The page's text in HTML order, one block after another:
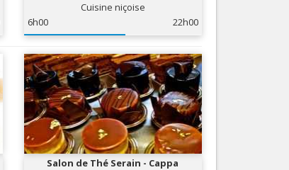
Cuisine niçoise
6h00
22h00
Salon de Thé Serain - Cappa